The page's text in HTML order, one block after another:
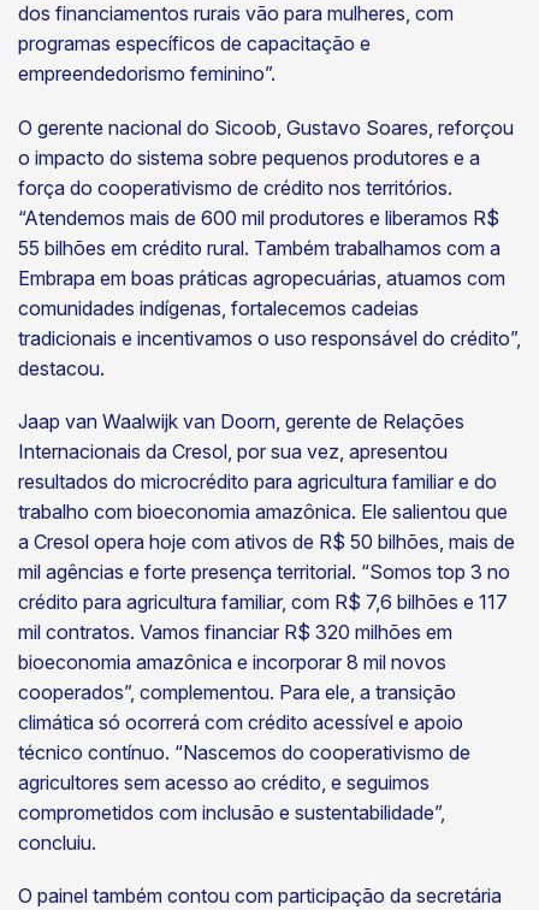
dos financiamentos rurais vão para mulheres, com
programas específicos de capacitação e
empreendedorismo feminino”.
O gerente nacional do Sicoob, Gustavo Soares, reforçou
o impacto do sistema sobre pequenos produtores e a
força do cooperativismo de crédito nos territórios.
“Atendemos mais de 600 mil produtores e liberamos R$
55 bilhões em crédito rural. Também trabalhamos com a
Embrapa em boas práticas agropecuárias, atuamos com
comunidades indígenas, fortalecemos cadeias
tradicionais e incentivamos o uso responsável do crédito”,
destacou.
Jaap van Waalwijk van Doorn, gerente de Relações
Internacionais da Cresol, por sua vez, apresentou
resultados do microcrédito para agricultura familiar e do
trabalho com bioeconomia amazônica. Ele salientou que
a Cresol opera hoje com ativos de R$ 50 bilhões, mais de
mil agências e forte presença territorial. “Somos top 3 no
crédito para agricultura familiar, com R$ 7,6 bilhões e 117
mil contratos. Vamos financiar R$ 320 milhões em
bioeconomia amazônica e incorporar 8 mil novos
cooperados”, complementou. Para ele, a transição
climática só ocorrerá com crédito acessível e apoio
técnico contínuo. “Nascemos do cooperativismo de
agricultores sem acesso ao crédito, e seguimos
comprometidos com inclusão e sustentabilidade”,
concluiu.
O painel também contou com participação da secretária